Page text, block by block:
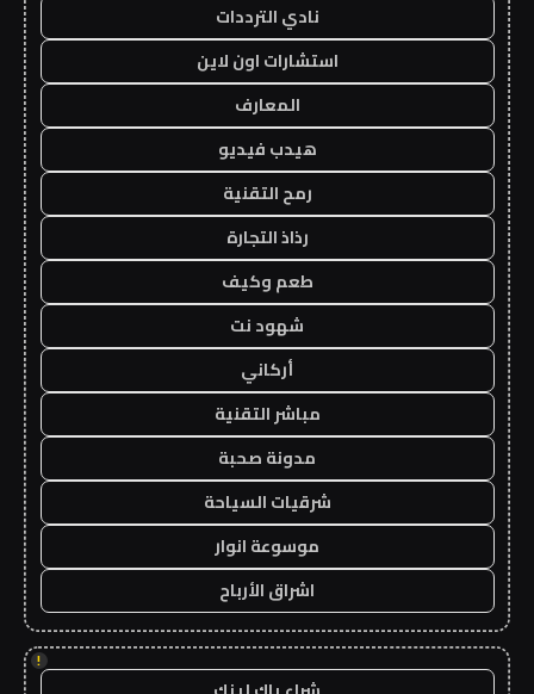
نادي الترددات
استشارات اون لاين
المعارف
هيدب فيديو
رمح التقنية
رذاذ التجارة
طعم وكيف
شهود نت
أركاني
مباشر التقنية
مدونة صحبة
شرقيات السياحة
موسوعة انوار
اشراق الأرباح
!